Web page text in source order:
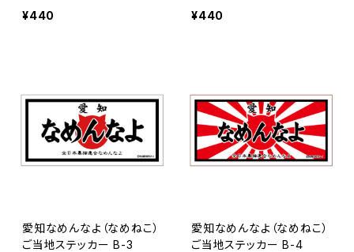
¥440
¥440
愛知なめんなよ（なめねこ）
ご当地ステッカー B-3
愛知なめんなよ（なめねこ）
ご当地ステッカー B-4